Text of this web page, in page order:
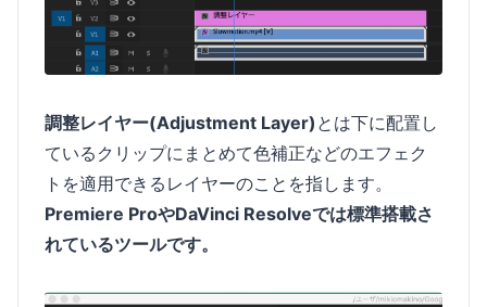
調整レイヤー(Adjustment Layer) とは下に配置し
ているクリップにまとめて色補正などのエフェク
トを適用できるレイヤーのことを指します。
Premiere ProやDaVinci Resolveでは標準搭載さ
れているツールです。